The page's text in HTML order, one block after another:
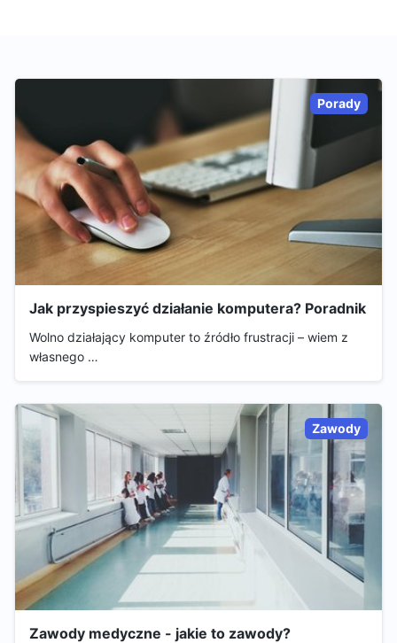
Porady
Jak przyspieszyć działanie komputera? Poradnik
Wolno działający komputer to źródło frustracji – wiem z
własnego …
Zawody
Zawody medyczne - jakie to zawody?